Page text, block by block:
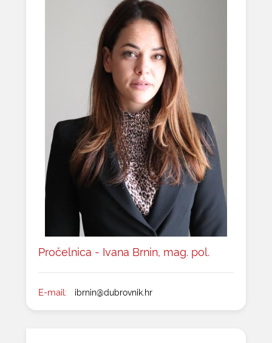
Pročelnica - Ivana Brnin, mag. pol.
E-mail: ibrnin@dubrovnik.hr